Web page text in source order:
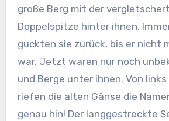
große Berg mit der
Doppelspitze hinter ihnen.
guckten sie zurück, bis er nicht
war. Jetzt waren nur noch
und Berge unter ihnen. Von
riefen die alten Gänse die
genau hin! Der langgestreckte